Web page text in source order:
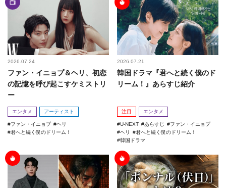
2026.07.24
ファン・イニョプ＆ヘリ、初恋
の記憶を呼び起こすケミストリ
ー
エンタメ アーティスト
ファン・イニョプ
ヘリ
君へと続く僕のドリーム！
2026.07.21
韓国ドラマ『君へと続く僕のド
リーム！』あらすじ紹介
注目 エンタメ
U-NEXT あらすじ
ファン・イニョプ
ヘリ
君へと続く僕のドリーム！
韓国ドラマ